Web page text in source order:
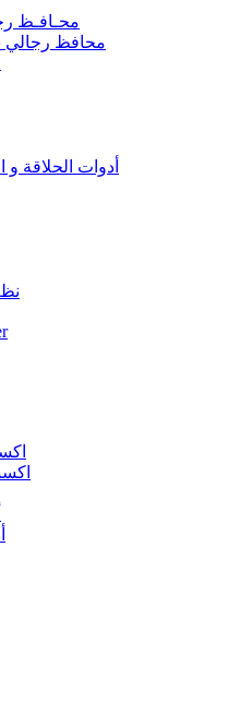
محـافـظ
محافظ رجالي
أدوات الحلاقة و